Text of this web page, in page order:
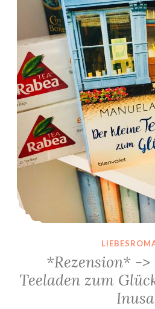
*Rezension* ->
Teeladen zum
Inusa